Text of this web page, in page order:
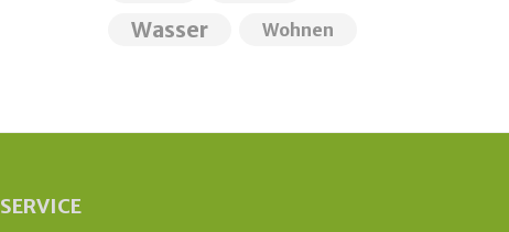
Wasser Wohnen
SERVICE